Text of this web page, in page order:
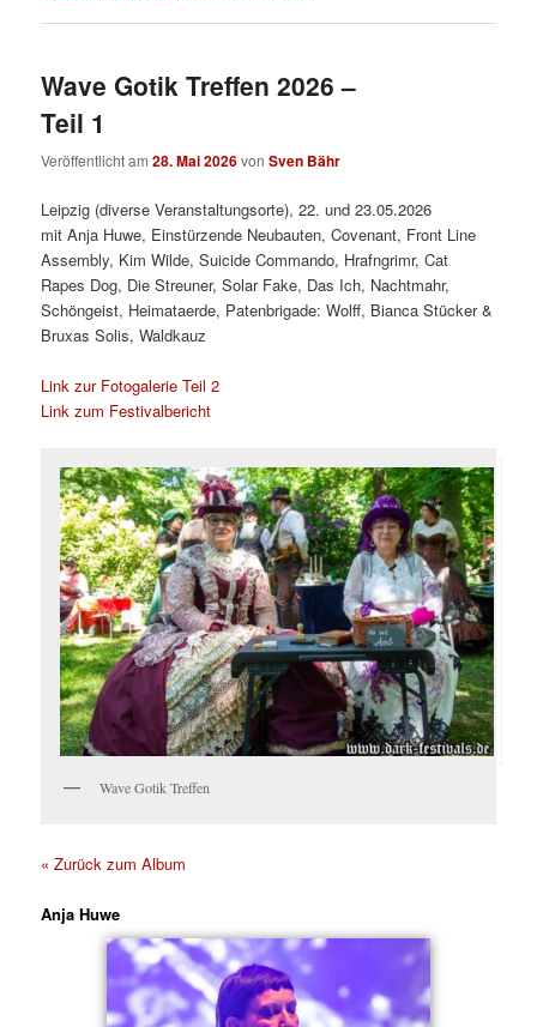
Wave Gotik Treffen 2026 –
Teil 1
Veröffentlicht am28. Mai 2026vonSven Bähr
Leipzig (diverse Veranstaltungsorte), 22. und 23.05.2026
mit Anja Huwe, Einstürzende Neubauten, Covenant, Front Line
Assembly, Kim Wilde, Suicide Commando, Hrafngrimr, Cat
Rapes Dog, Die Streuner, Solar Fake, Das Ich, Nachtmahr,
Schöngeist, Heimataerde, Patenbrigade: Wolff, Bianca Stücker &
Bruxas Solis, Waldkauz
Link zur Fotogalerie Teil 2
Link zum Festivalbericht
Wave Gotik Treffen
« Zurück zum Album
Anja Huwe